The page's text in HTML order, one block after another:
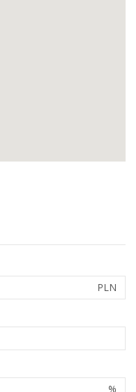
PLN
%